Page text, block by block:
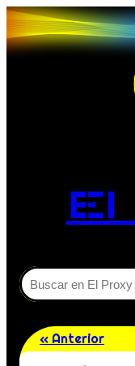
El
Buscar
« Anterior